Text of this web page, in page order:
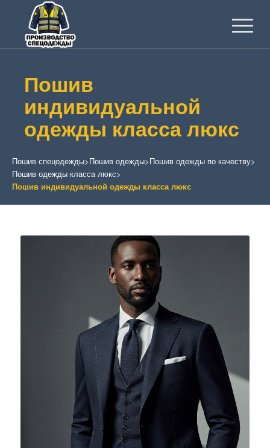
Пошив
индивидуальной
одежды класса люкс
Пошив спецодежды>Пошив одежды>Пошив одежды по качеству>
Пошив одежды класса люкс>
Пошив индивидуальной одежды класса люкс